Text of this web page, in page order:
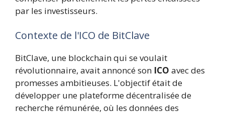
par les investisseurs.
Contexte de l'ICO de BitClave
BitClave, une blockchain qui se voulait
révolutionnaire, avait annoncé son ICO avec des
promesses ambitieuses. L'objectif était de
développer une plateforme décentralisée de
recherche rémunérée, où les données des